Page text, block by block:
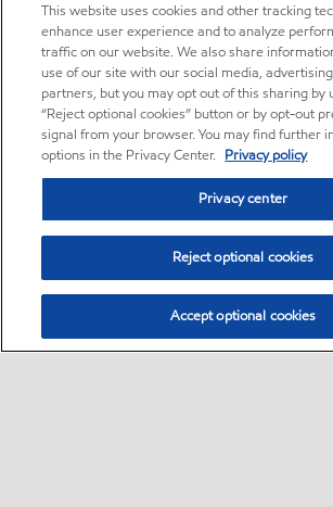
This website uses cookies and other tracking
enhance user experience and to analyze
traffic on our website. We also share
use of our site with our social media,
partners, but you may opt out of this sharing by
“Reject optional cookies” button or by opt-out
signal from your browser. You may find further
options in the Privacy Center. Privacy policy
Privacy center
Reject optional cookies
Accept optional cookies